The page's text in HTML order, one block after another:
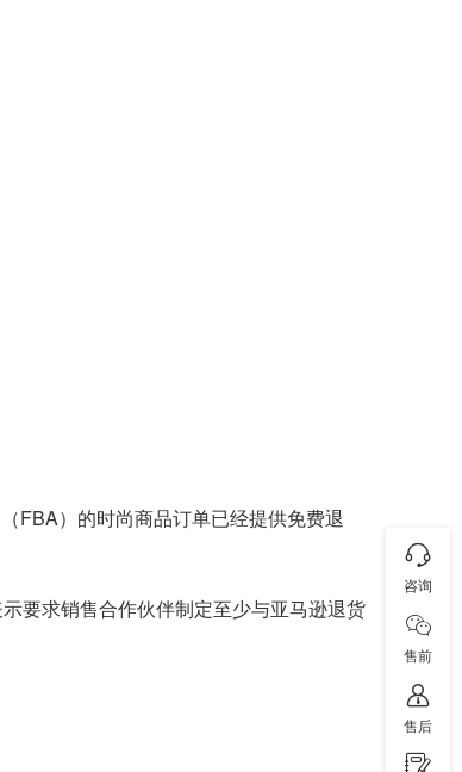
FBA）的时尚商品订单已经提供免费退
要求销售合作伙伴制定至少与亚马逊退货
咨询
售前
售后